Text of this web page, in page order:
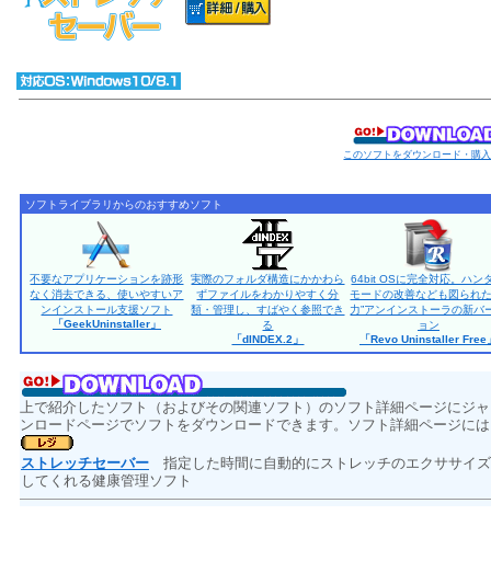
このソフトをダウンロード・購
ソフトライブラリからのおすすめソフト
不要なアプリケーションを跡形
なく消去できる、使いやすいア
ンインストール支援ソフト
「GeekUninstaller」
実際のフォルダ構造にかかわら
ずファイルをわかりやすく分
類・管理し、すばやく参照でき
る
「dINDEX.2」
64bit OSに完全対応。ハン
モードの改善なども図られ
力”アンインストーラの新バ
ョン
「Revo Uninstaller Free
上で紹介したソフト（およびその関連ソフト）のソフト詳細ページにジ
ンロードページでソフトをダウンロードできます。ソフト詳細ページに
ストレッチセーバー 指定した時間に自動的にストレッチのエクササイ
してくれる健康管理ソフト